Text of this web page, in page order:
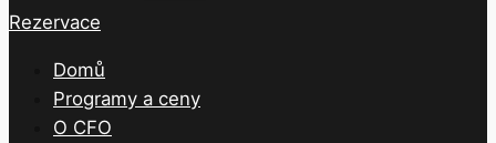
Rezervace
Domů
Programy a ceny
O CFO